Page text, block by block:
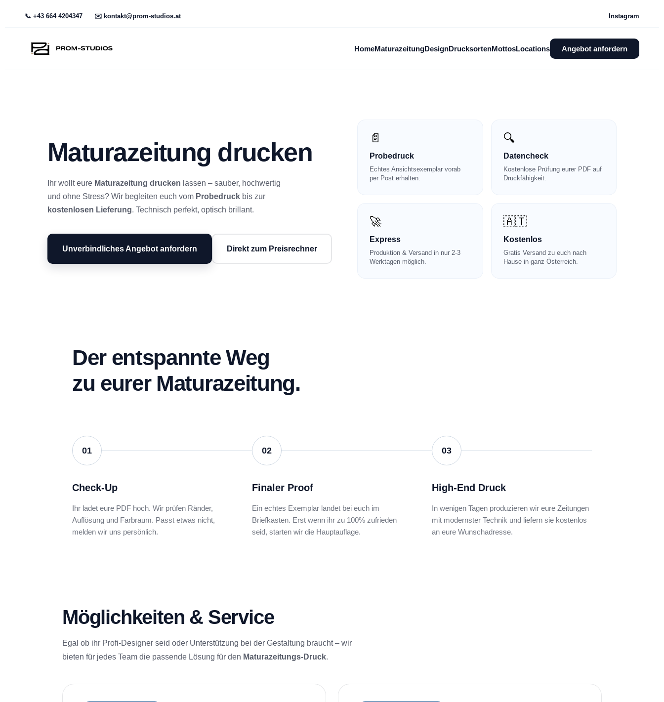
📞 +43 664 4204347 ✉️ kontakt@prom-studios.at Instagram
HomeMaturazeitungDesignDrucksortenMottosLocations Angebot anfordern
Maturazeitung drucken
Ihr wollt eure Maturazeitung drucken lassen – sauber, hochwertig
und ohne Stress? Wir begleiten euch vom Probedruck bis zur
kostenlosen Lieferung. Technisch perfekt, optisch brillant.
Unverbindliches Angebot anfordern Direkt zum Preisrechner
📄
Probedruck
Echtes Ansichtsexemplar vorab
per Post erhalten.
🔍
Datencheck
Kostenlose Prüfung eurer PDF auf
Druckfähigkeit.
🚀
Express
Produktion & Versand in nur 2-3
Werktagen möglich.
🇦🇹
Kostenlos
Gratis Versand zu euch nach
Hause in ganz Österreich.
Der entspannte Weg
zu eurer Maturazeitung.
01
Check-Up
Ihr ladet eure PDF hoch. Wir prüfen Ränder,
Auflösung und Farbraum. Passt etwas nicht,
melden wir uns persönlich.
02
Finaler Proof
Ein echtes Exemplar landet bei euch im
Briefkasten. Erst wenn ihr zu 100% zufrieden
seid, starten wir die Hauptauflage.
03
High-End Druck
In wenigen Tagen produzieren wir eure Zeitungen
mit modernster Technik und liefern sie kostenlos
an eure Wunschadresse.
Möglichkeiten & Service
Egal ob ihr Profi-Designer seid oder Unterstützung bei der Gestaltung braucht – wir
bieten für jedes Team die passende Lösung für den Maturazeitungs-Druck.